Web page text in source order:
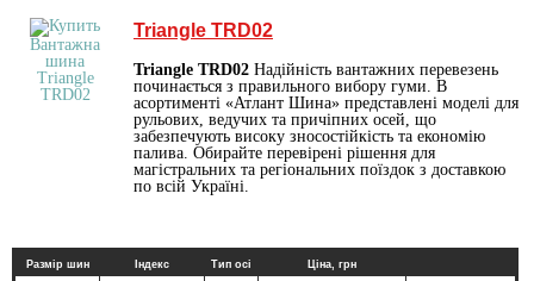
Triangle TRD02
Triangle TRD02 Надійність вантажних перевезень
починається з правильного вибору гуми. В
асортименті «Атлант Шина» представлені моделі для
рульових, ведучих та причіпних осей, що
забезпечують високу зносостійкість та економію
палива. Обирайте перевірені рішення для
магістральних та регіональних поїздок з доставкою
по всій Україні.
Размір шин Індекс Тип осі Ціна, грн